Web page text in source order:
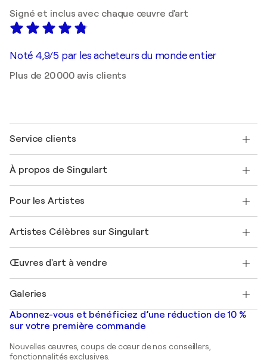
Signé et inclus avec chaque œuvre d'art
Noté 4,9/5 par les acheteurs du monde entier
Plus de 20 000 avis clients
Service clients
Expédition
Offrir une carte cadeau
Rejoignez notre programme commercial
Mon compte
+33 1 76 44 06 42
À propos de Singulart
FAQ
Magazine Singulart
Emplois
Découvrez une sélection d'art original
Pour les Artistes
Se connecter en tant qu'Artiste
Artistes Célèbres sur Singulart
Marc Chagall
Banksy
Mr. Brainwash
Shepard Fairey
Œuvres d'art à vendre
Tableaux abstraits à vendre
Peintures de paysage
Estampes
Peintures acryliques
Galeries
Galeries d'art en France
Galeries d'art en Belgique
Abonnez-vous et bénéficiez d’une réduction de 10 %
sur votre première commande
Nouvelles œuvres, coups de cœur de nos conseillers,
fonctionnalités exclusives.